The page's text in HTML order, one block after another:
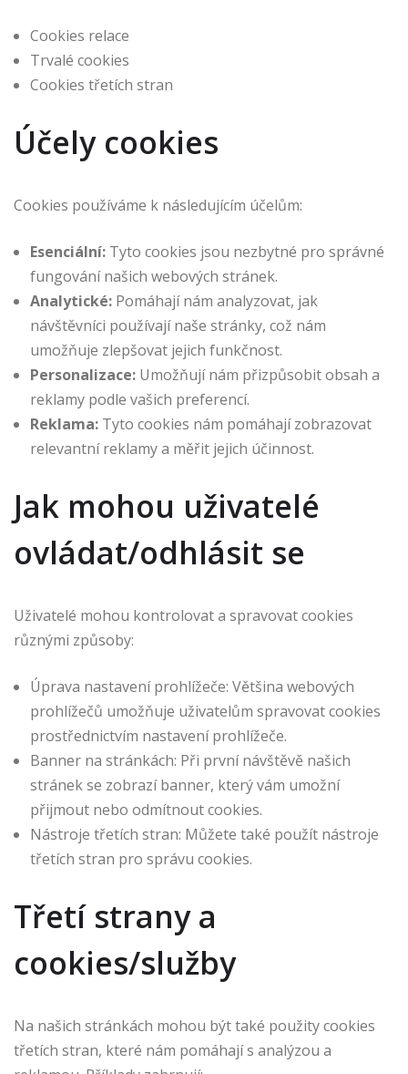
Cookies relace
Trvalé cookies
Cookies třetích stran
Účely cookies
Cookies používáme k následujícím účelům:
Esenciální: Tyto cookies jsou nezbytné pro správné
fungování našich webových stránek.
Analytické: Pomáhají nám analyzovat, jak
návštěvníci používají naše stránky, což nám
umožňuje zlepšovat jejich funkčnost.
Personalizace: Umožňují nám přizpůsobit obsah a
reklamy podle vašich preferencí.
Reklama: Tyto cookies nám pomáhají zobrazovat
relevantní reklamy a měřit jejich účinnost.
Jak mohou uživatelé
ovládat/odhlásit se
Uživatelé mohou kontrolovat a spravovat cookies
různými způsoby:
Úprava nastavení prohlížeče: Většina webových
prohlížečů umožňuje uživatelům spravovat cookies
prostřednictvím nastavení prohlížeče.
Banner na stránkách: Při první návštěvě našich
stránek se zobrazí banner, který vám umožní
přijmout nebo odmítnout cookies.
Nástroje třetích stran: Můžete také použít nástroje
třetích stran pro správu cookies.
Třetí strany a
cookies/služby
Na našich stránkách mohou být také použity cookies
třetích stran, které nám pomáhají s analýzou a